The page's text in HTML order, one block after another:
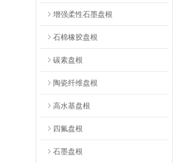
增强柔性石墨盘根
石棉橡胶盘根
碳素盘根
陶瓷纤维盘根
高水基盘根
四氟盘根
石墨盘根